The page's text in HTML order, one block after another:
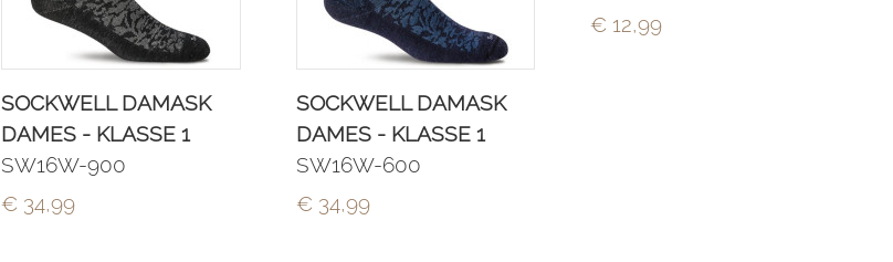
SOCKWELL DAMASK
DAMES - KLASSE 1
SW16W-900
€ 34,99
SOCKWELL DAMASK
DAMES - KLASSE 1
SW16W-600
€ 34,99
€ 12,99